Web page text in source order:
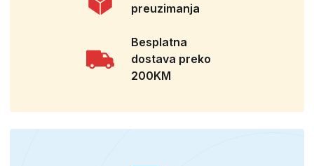
preuzimanja
Besplatna
dostava preko
200KM